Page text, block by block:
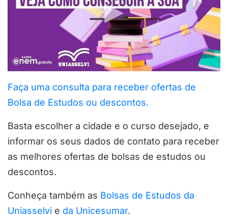
Faça uma consulta para receber ofertas de
Bolsa de Estudos ou descontos.
Basta escolher a cidade e o curso desejado, e
informar os seus dados de contato para receber
as melhores ofertas de bolsas de estudos ou
descontos.
Conheça também as Bolsas de Estudos da
Uniasselvi e da Unicesumar.